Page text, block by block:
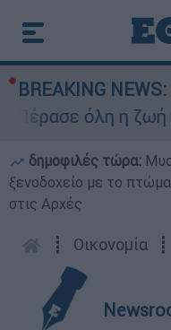
BREAKING NEWS:
όλη η ζωή
δημοφιλές τώρα:
ξενοδοχείο με το
στις Αρχές
┋ Οικονομία ┋